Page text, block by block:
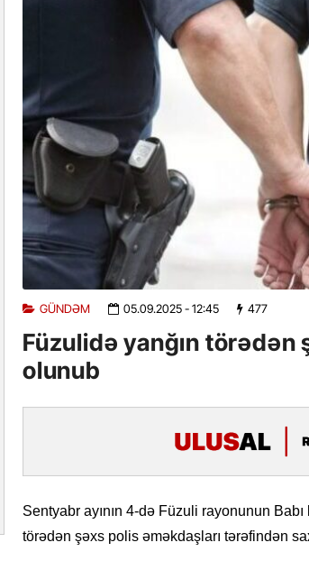
GÜNDƏM 05.09.2025- 12:45 477
Füzulidə yanğın
olunub
Sentyabr ayının 4-də Füzuli rayonunun
törədən şəxs polis əməkdaşları tərəfindən